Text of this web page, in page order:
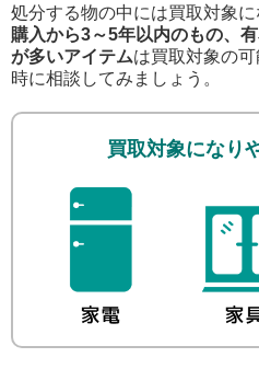
処分する物の中には買取対象に
購入から3～5年以内のもの、
が多いアイテムは買取対象の
時に相談してみましょう。
買取対象になり